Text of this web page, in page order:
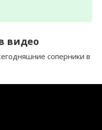
видео
соперники в